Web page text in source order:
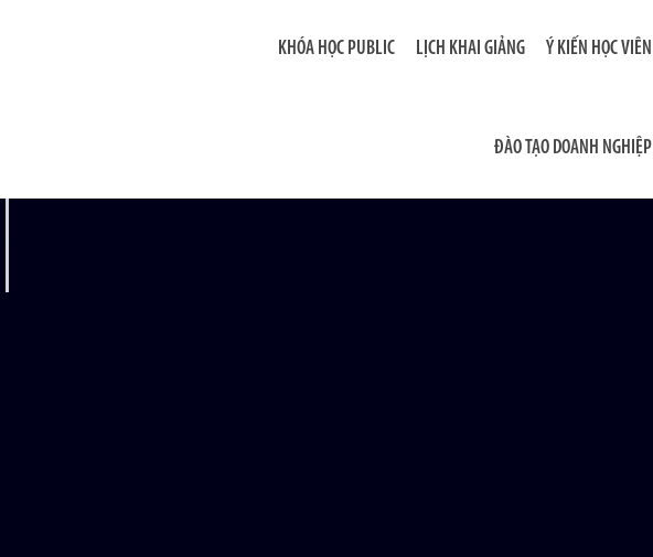
KHÓA HỌC PUBLIC LỊCH KHAI GIẢNG Ý KIẾN HỌC VIÊN
ĐÀO TẠO DOANH NGHIỆP